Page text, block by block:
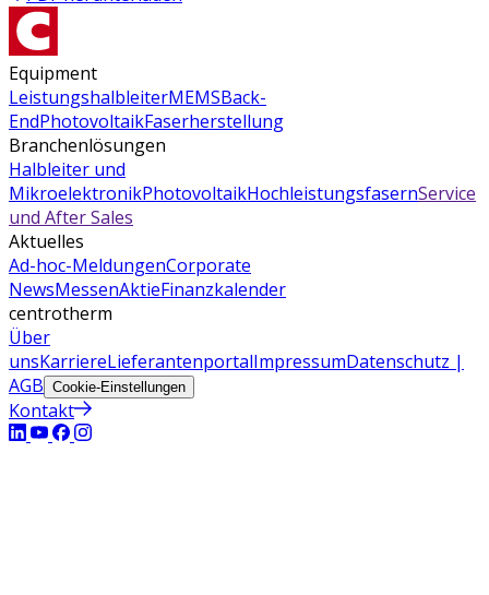
Equipment
LeistungshalbleiterMEMSBack-
EndPhotovoltaikFaserherstellung
Branchenlösungen
Halbleiter und
MikroelektronikPhotovoltaikHochleistungsfasernService
und After Sales
Aktuelles
Ad-hoc-MeldungenCorporate
NewsMessenAktieFinanzkalender
centrotherm
Über
unsKarriereLieferantenportalImpressumDatenschutz |
AGB Cookie-Einstellungen
Kontakt